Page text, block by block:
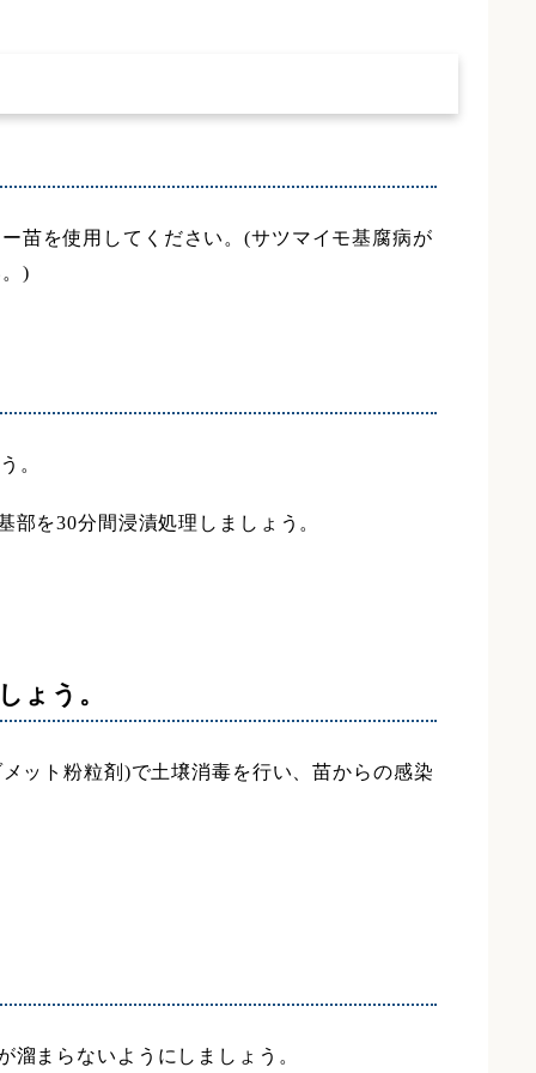
苗を使用してください。(サツマイモ基腐病が
)
。
を30分間浸漬処理しましょう。
ょう。
ット粉粒剤)で土壌消毒を行い、苗からの感染
まらないようにしましょう。